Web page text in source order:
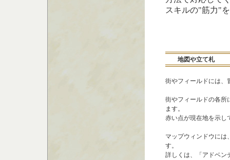
スキルの"筋力"
地図や立て札
街やフィールドには、
街やフィールドの各所
ます。
赤い点が現在地を示し
マップウィンドウには
す。
詳しくは、「アドベ